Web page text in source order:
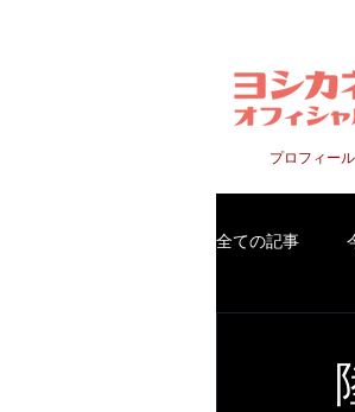
プロフィール
全ての記事